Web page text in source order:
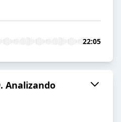
22:05
Analizando